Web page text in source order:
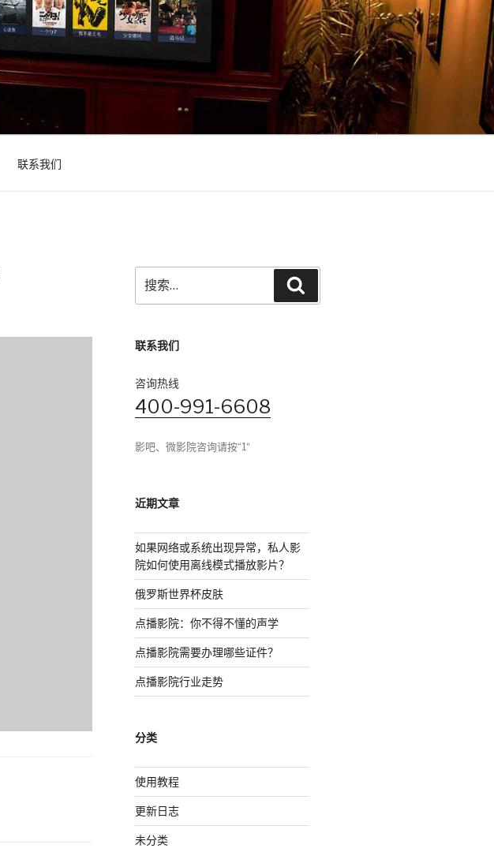
联系我们
索：
索
联系我们
咨询热线
400-991-6608
影吧、微影院咨询请按“1“
近期文章
如果网络或系统出现异常，私人影
院如何使用离线模式播放影片？
俄罗斯世界杯皮肤
点播影院：你不得不懂的声学
点播影院需要办理哪些证件？
点播影院行业走势
分类
使用教程
更新日志
未分类